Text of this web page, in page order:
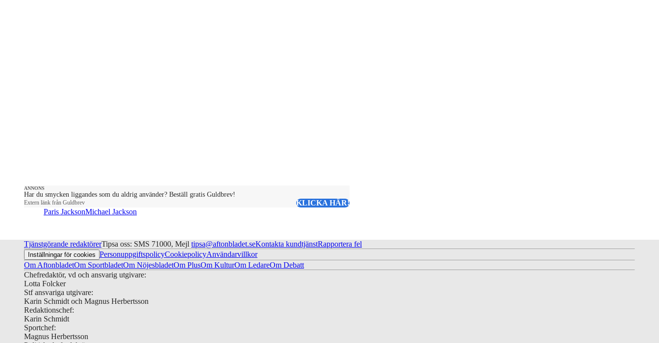
ANNONS
Har du smycken liggandes som du aldrig använder? Beställ gratis Guldbrev!
Extern länk från Guldbrev
KLICKA HÄR!
Paris JacksonMichael Jackson
Tjänstgörande redaktörerTipsa oss: SMS 71000, Mejl tipsa@aftonbladet.seKontakta kundtjänstRapportera fel
Inställningar för cookies PersonuppgiftspolicyCookiepolicyAnvändarvillkor
Om AftonbladetOm SportbladetOm NöjesbladetOm PlusOm KulturOm LedareOm Debatt
Chefredaktör, vd och ansvarig utgivare:
Lotta Folcker
Stf ansvariga utgivare:
Karin Schmidt och Magnus Herbertsson
Redaktionschef:
Karin Schmidt
Sportchef:
Magnus Herbertsson